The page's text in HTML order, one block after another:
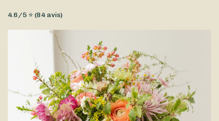
Ce somptueux bouquet de fleurs d'été a été confectionné
avec amour par Cannelle Fleurs, en hommage à la plus belle
saison de l'année. Composé de fleurs estivales, le Bouquet Été
est disponible à la livraison à Bégard et dans ses environs.
4.6/5 ⭐ (84 avis)